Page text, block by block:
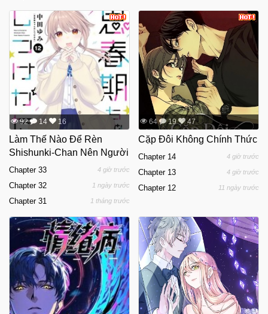
92 14 16
Làm Thế Nào Để Rèn
Shishunki-Chan Nên Người
Chapter 33 4 giờ trước
Chapter 32 1 ngày trước
Chapter 31 1 tháng trước
64 19 47
Cặp Đôi Không Chính Thức
Chapter 14 4 giờ trước
Chapter 13 4 giờ trước
Chapter 12 11 ngày trước